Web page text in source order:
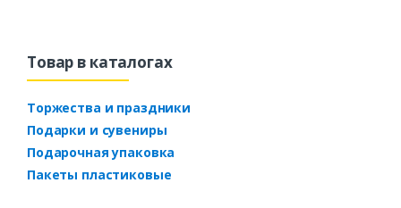
Товар в каталогах
Торжества и праздники
Подарки и сувениры
Подарочная упаковка
Пакеты пластиковые